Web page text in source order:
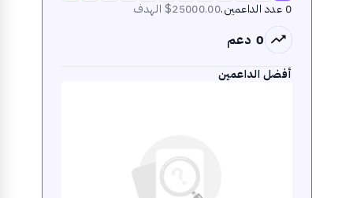
0 عدد الداعمين .$25000.00 الهدف
0 دعم
أفضل الداعمين